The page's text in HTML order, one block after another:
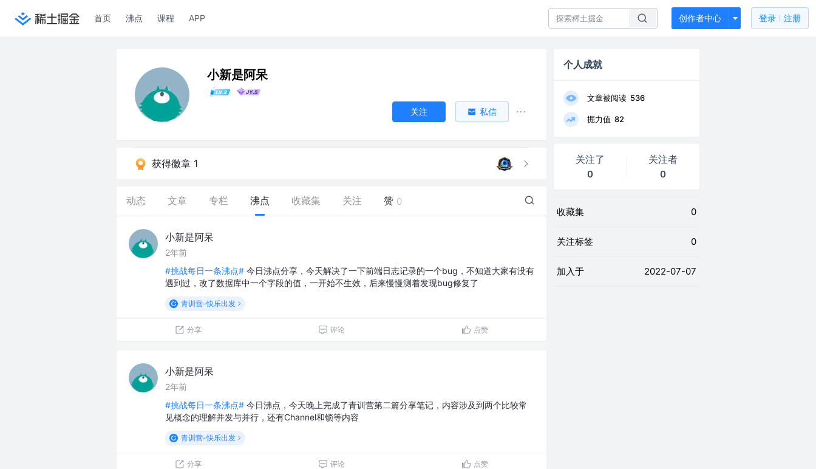
首页 沸点 课程 APP 创作者中心 登录 注册
小新是阿呆
关注 私信
获得徽章 1
动态 文章 专栏 沸点 收藏集 关注 赞 0
小新是阿呆
2年前
#挑战每日一条沸点# 今日沸点分享，今天解决了一下前端日志记录的一个bug，不知道大家有没有
遇到过，改了数据库中一个字段的值，一开始不生效，后来慢慢测着发现bug修复了
青训营-快乐出发
分享 评论 点赞
小新是阿呆
2年前
#挑战每日一条沸点# 今日沸点，今天晚上完成了青训营第二篇分享笔记，内容涉及到两个比较常
见概念的理解并发与并行，还有Channel和锁等内容
青训营-快乐出发
分享 评论 点赞
个人成就
文章被阅读 536
掘力值 82
关注了
0
关注者
0
收藏集 0
关注标签 0
加入于 2022-07-07